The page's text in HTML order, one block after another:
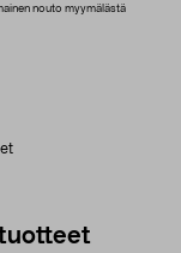
nouto myymälästä